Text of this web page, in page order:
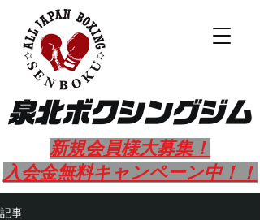
​泉北ボクシングジム
新規会員様大募集！
​入会金無料キャンペーン中！！
記事